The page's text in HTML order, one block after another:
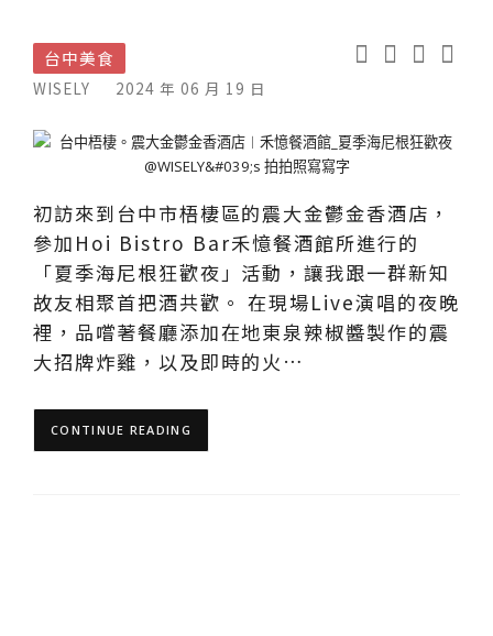
台中美食
WISELY 2024 年 06 月 19 日
初訪來到台中市梧棲區的震大金鬱金香酒店，
參加Hoi Bistro Bar禾憶餐酒館所進行的
「夏季海尼根狂歡夜」活動，讓我跟一群新知
故友相聚首把酒共歡。 在現場Live演唱的夜晚
裡，品嚐著餐廳添加在地東泉辣椒醬製作的震
大招牌炸雞，以及即時的火…
CONTINUE READING